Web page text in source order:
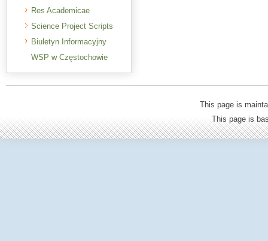
Res Academicae
Science Project Scripts
Biuletyn Informacyjny
WSP w Częstochowie
This page is
This page is